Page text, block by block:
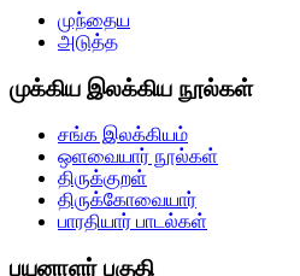
முந்தைய
அடுத்த
முக்கிய இலக்கிய நூல்கள்
சங்க இலக்கியம்
ஒளவையார் நூல்கள்
திருக்குறள்
திருக்கோவையார்
பாரதியார் பாடல்கள்
பயனாளர் பகுதி